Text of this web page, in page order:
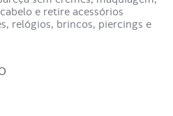
para dentro de um tubo
garantir a qualidade das
e retire acessórios
relógios, brincos, piercings e